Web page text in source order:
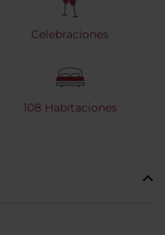
Celebraciones
108 Habitaciones